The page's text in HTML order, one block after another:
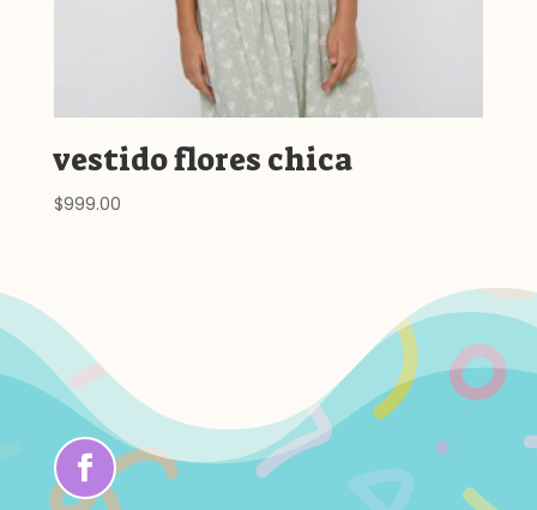
vestido flores chica
$999.00